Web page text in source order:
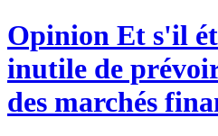
Opinion Et s'il
inutile de
des marchés